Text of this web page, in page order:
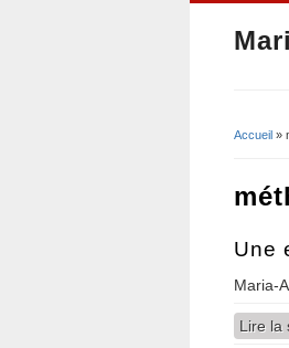
Accueil »
Une
Maria-
Lire la